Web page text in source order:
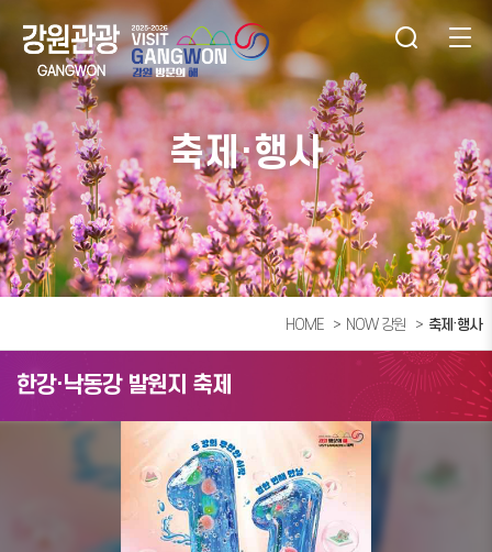
축제·행사
HOME NOW 강원 축제·행사
한강·낙동강 발원지 축제